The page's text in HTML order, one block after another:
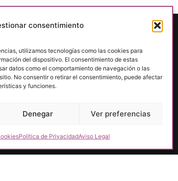
consentimiento
utilizamos tecnologías como las cookies para
del dispositivo. El consentimiento de estas
datos como el comportamiento de navegación o las
No consentir o retirar el consentimiento, puede afectar
y funciones.
Denegar Ver preferencias
Política de PrivacidadAviso Legal